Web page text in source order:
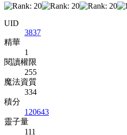
UID
3837
精華
1
閱讀權限
255
魔法資質
334
積分
120643
靈子量
111